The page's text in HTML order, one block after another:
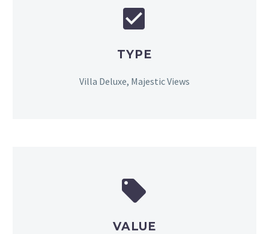


TYPE
Villa Deluxe, Majestic Views


VALUE